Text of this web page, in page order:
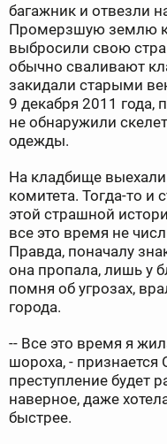
багажник и отвезли
Промерзшую землю
выбросили свою
обычно сваливают
закидали старыми
9 декабря 2011 года,
не обнаружили
одежды.
На кладбище
комитета. Тогда-то и
этой страшной
все это время не
Правда, поначалу
она пропала, лишь у
помня об угрозах,
города.
-- Все это время я
шороха, - признается
преступление будет
наверное, даже
быстрее.